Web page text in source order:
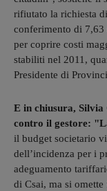
rifiutato la richiesta
conferimento di 7,63
per coprire costi
stabiliti nel 2011,
Presidente di
E in chiusura,
contro il gestore:
il budget societario
dell’incidenza per i
adeguamento
di Csai, ma si omette